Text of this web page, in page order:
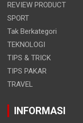
REVIEW PRODUCT
SPORT
Tak Berkategori
TEKNOLOGI
TIPS & TRICK
TIPS PAKAR
TRAVEL
INFORMASI